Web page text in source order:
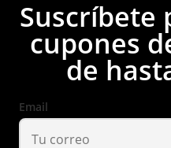
Suscríbete
cupones
de
Email